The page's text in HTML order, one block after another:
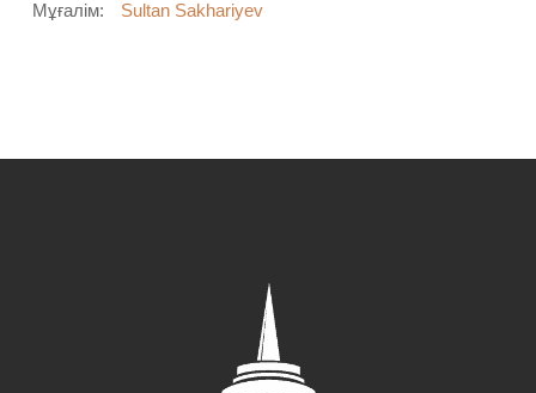
Мұғалім: Sultan Sakhariyev